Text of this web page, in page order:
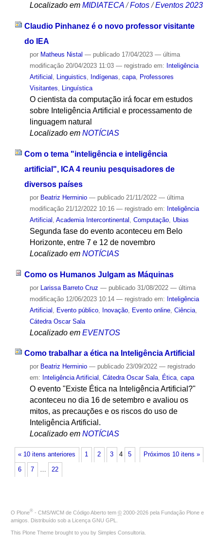
Localizado em MIDIATECA /Fotos /Eventos 2023
Claudio Pinhanez é o novo professor visitante
do IEA
por Matheus Nistal — publicado17/04/2023 — última
modificação20/04/2023 11:03 — registrado em: Inteligência
Artificial , Linguistics, Indígenas, capa, Professores
Visitantes, Linguística
O cientista da computação irá focar em estudos
sobre Inteligência Artificial e processamento de
linguagem natural
Localizado em NOTÍCIAS
Com o tema "inteligência e inteligência
artificial", ICA 4 reuniu pesquisadores de
diversos países
por Beatriz Herminio — publicado21/11/2022 — última
modificação21/12/2022 10:16 — registrado em: Inteligência
Artificial
Academia Intercontinental Computação, Ubias
Segunda fase do evento aconteceu em Belo
Horizonte, entre 7 e 12 de novembro
Localizado em NOTÍCIAS
Como os Humanos Julgam as Máquinas
por Larissa Barreto Cruz — publicado31/08/2022 — última
modificação12/06/2023 10:14 — registrado em: Inteligência
Artificial
Evento público, Inovação, Evento online, Ciência,
Cátedra Oscar Sala
Localizado em EVENTOS
Como trabalhar a ética na Inteligência Artificial
por Beatriz Herminio — publicado23/09/2022 — registrado
em: Inteligência Artificial , Cátedra Oscar Sala, Ética, capa
O evento "Existe Ética na Inteligência Artificial?"
aconteceu no dia 16 de setembro e avaliou os
mitos, as precauções e os riscos do uso de
Inteligência Artificial.
Localizado em NOTÍCIAS
« 10 itens anteriores Próximos 10 itens »
1 2 3 4 5
6 7 … 22
O Plone® - CMS/WCM de Código Aberto tem © 2000-2026 pela Fundação Plone e
amigos. Distribuído sob a Licença GNU GPL
This Plone Theme brought to you by Simples Consultoria